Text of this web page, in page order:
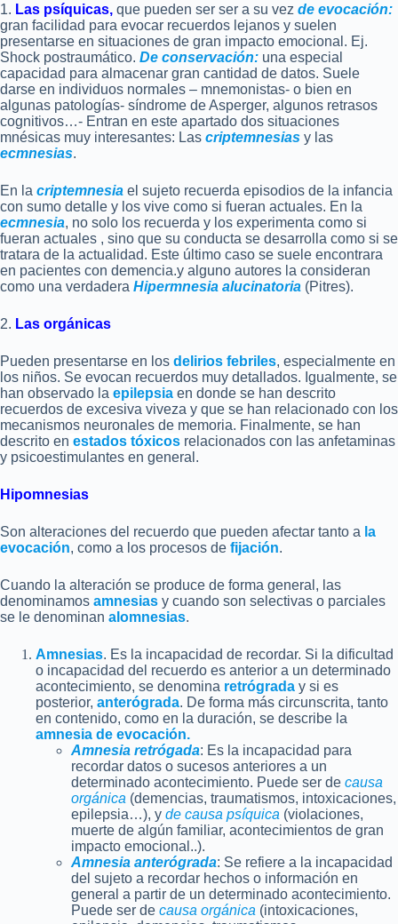
1. Las psíquicas, que pueden ser ser a su vez de evocación:
gran facilidad para evocar recuerdos lejanos y suelen
presentarse en situaciones de gran impacto emocional. Ej.
Shock postraumático. De conservación: una especial
capacidad para almacenar gran cantidad de datos. Suele
darse en individuos normales – mnemonistas- o bien en
algunas patologías- síndrome de Asperger, algunos retrasos
cognitivos…- Entran en este apartado dos situaciones
mnésicas muy interesantes: Las criptemnesias y las
ecmnesias.
En la criptemnesia el sujeto recuerda episodios de la infancia
con sumo detalle y los vive como si fueran actuales. En la
ecmnesia, no solo los recuerda y los experimenta como si
fueran actuales , sino que su conducta se desarrolla como si se
tratara de la actualidad. Este último caso se suele encontrara
en pacientes con demencia.y alguno autores la consideran
como una verdadera Hipermnesia alucinatoria (Pitres).
2. Las orgánicas
Pueden presentarse en los delirios febriles, especialmente en
los niños. Se evocan recuerdos muy detallados. Igualmente, se
han observado la epilepsia en donde se han descrito
recuerdos de excesiva viveza y que se han relacionado con los
mecanismos neuronales de memoria. Finalmente, se han
descrito en estados tóxicos relacionados con las anfetaminas
y psicoestimulantes en general.
Hipomnesias
Son alteraciones del recuerdo que pueden afectar tanto a la
evocación, como a los procesos de fijación.
Cuando la alteración se produce de forma general, las
denominamos amnesias y cuando son selectivas o parciales
se le denominan alomnesias.
Amnesias. Es la incapacidad de recordar. Si la dificultad
o incapacidad del recuerdo es anterior a un determinado
acontecimiento, se denomina retrógrada y si es
posterior, anterógrada. De forma más circunscrita, tanto
en contenido, como en la duración, se describe la
amnesia de evocación.
Amnesia retrógada: Es la incapacidad para
recordar datos o sucesos anteriores a un
determinado acontecimiento. Puede ser de causa
orgánica (demencias, traumatismos, intoxicaciones,
epilepsia…), y de causa psíquica (violaciones,
muerte de algún familiar, acontecimientos de gran
impacto emocional..).
Amnesia anterógrada: Se refiere a la incapacidad
del sujeto a recordar hechos o información en
general a partir de un determinado acontecimiento.
Puede ser de causa orgánica (intoxicaciones,